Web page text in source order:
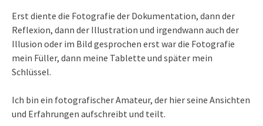
Erst diente die Fotografie der Dokumentation, dann der
Reflexion, dann der Illustration und irgendwann auch der
Illusion oder im Bild gesprochen erst war die Fotografie
mein Füller, dann meine Tablette und später mein
Schlüssel.
Ich bin ein fotografischer Amateur, der hier seine Ansichten
und Erfahrungen aufschreibt und teilt.